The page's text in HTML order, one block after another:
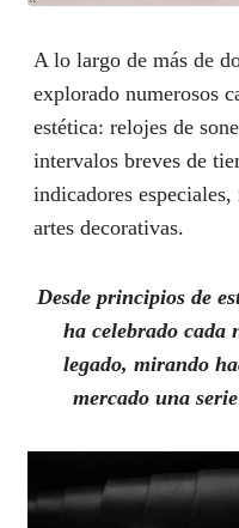
A lo largo de más de
explorado numerosos
estética: relojes de
intervalos breves de
indicadores
artes decorativas.
Desde principios de
ha celebrado cada
legado, mirando
mercado una